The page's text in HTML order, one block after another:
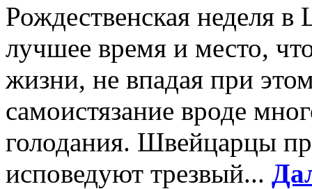
Рождественская неделя
лучшее время и место,
жизни, не впадая при
самоистязание вроде
голодания. Швейцарцы
исповедуют трезвый...